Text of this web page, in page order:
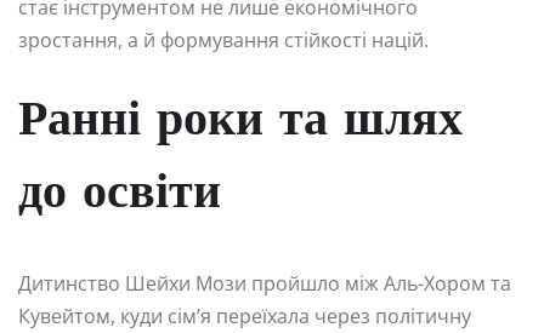
стає інструментом не лише економічного
зростання, а й формування стійкості націй.
Ранні роки та шлях
до освіти
Дитинство Шейхи Мози пройшло між Аль-Хором та
Кувейтом, куди сім’я переїхала через політичну